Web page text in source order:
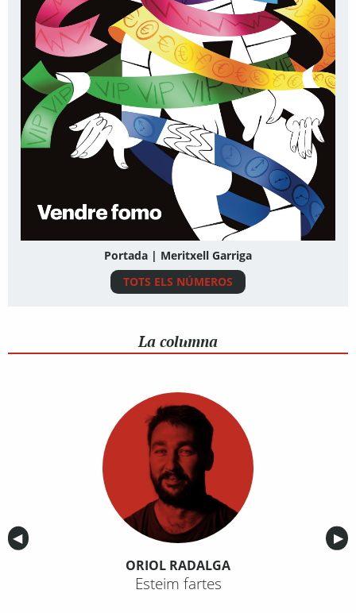
Portada | Meritxell Garriga
TOTS ELS NÚMEROS
La columna
Anterior
◀︎ ▶︎
ORIOL RADALGA
Esteim fartes